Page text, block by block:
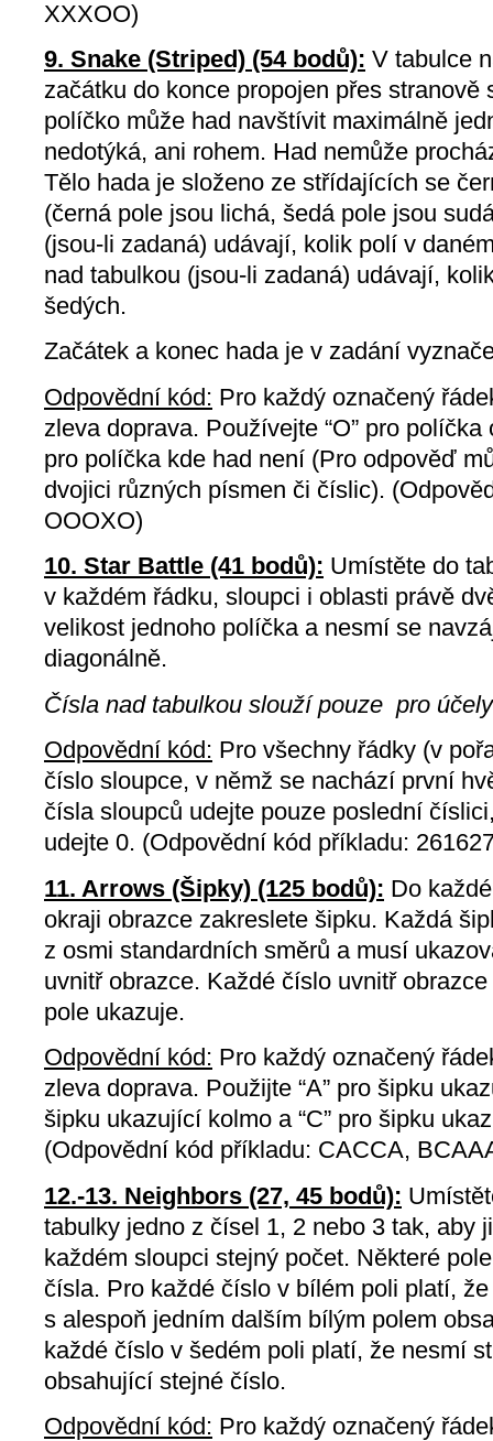
XXXOO)
9. Snake (Striped) (54 bodů): V tabulce
začátku do konce propojen přes
políčko může had navštívit maximálně
nedotýká, ani rohem. Had nemůže
Tělo hada je složeno ze střídajících se
(černá pole jsou lichá, šedá pole jsou
(jsou-li zadaná) udávají, kolik polí v
nad tabulkou (jsou-li zadaná) udávají,
šedých.
Začátek a konec hada je v zadání
Odpovědní kód: Pro každý označený
zleva doprava. Používejte “O” pro
pro políčka kde had není (Pro odpověď
dvojici různých písmen či číslic).
OOOXO)
10. Star Battle (41 bodů): Umístěte do
v každém řádku, sloupci i oblasti právě
velikost jednoho políčka a nesmí se
diagonálně.
Čísla nad tabulkou slouží pouze pro
Odpovědní kód: Pro všechny řádky (v
číslo sloupce, v němž se nachází první
čísla sloupců udejte pouze poslední
udejte 0. (Odpovědní kód příkladu:
11. Arrows (Šipky) (125 bodů): Do
okraji obrazce zakreslete šipku. Každá
z osmi standardních směrů a musí
uvnitř obrazce. Každé číslo uvnitř
pole ukazuje.
Odpovědní kód: Pro každý označený
zleva doprava. Použijte “A” pro šipku
šipku ukazující kolmo a “C” pro šipku
(Odpovědní kód příkladu: CACCA,
12.-13. Neighbors (27, 45 bodů):
tabulky jedno z čísel 1, 2 nebo 3 tak, aby
každém sloupci stejný počet. Některé
čísla. Pro každé číslo v bílém poli platí,
s alespoň jedním dalším bílým polem
každé číslo v šedém poli platí, že nesmí
obsahující stejné číslo.
Odpovědní kód: Pro každý označený